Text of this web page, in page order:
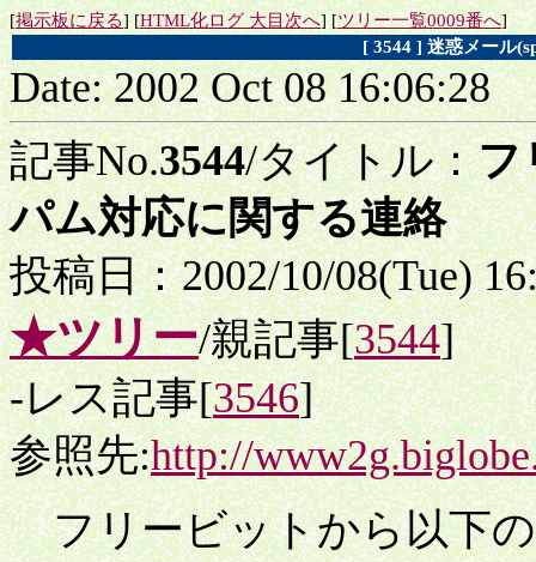
[掲示板に戻る] [HTML化ログ 大目次へ] [ツリー一覧0009番へ]
[ 3544 ] 迷惑メール
Date: 2002 Oct 08 16:06:28
記事No.3544/タイトル：フ
パム対応に関する連絡
投稿日：2002/10/08(Tue)
★ツリー/親記事[3544]
-レス記事[3546]
参照先:http://
フリービットから以下の